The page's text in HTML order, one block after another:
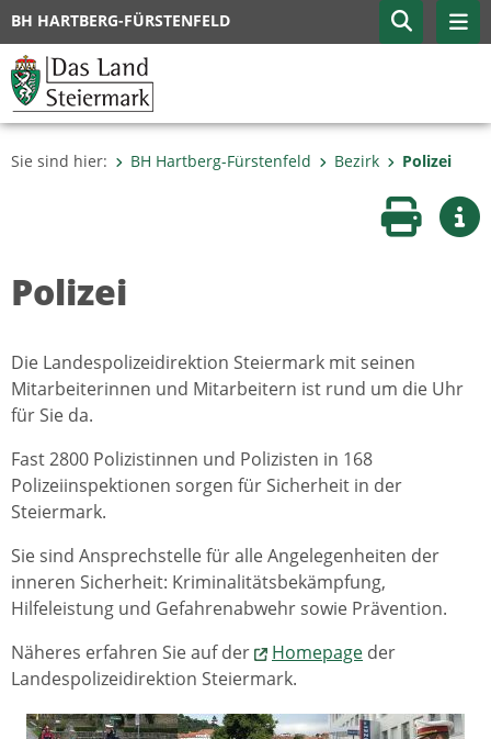
BH HARTBERG-FÜRSTENFELD
Sie sind hier: BH Hartberg-Fürstenfeld Bezirk Polizei
Seite
Polizei
Die Landespolizeidirektion Steiermark mit seinen
Mitarbeiterinnen und Mitarbeitern ist rund um die Uhr
für Sie da.
Fast 2800 Polizistinnen und Polizisten in 168
Polizeiinspektionen sorgen für Sicherheit in der
Steiermark.
Sie sind Ansprechstelle für alle Angelegenheiten der
inneren Sicherheit: Kriminalitätsbekämpfung,
Hilfeleistung und Gefahrenabwehr sowie Prävention.
Näheres erfahren Sie auf der
Homepage der
Landespolizeidirektion Steiermark.